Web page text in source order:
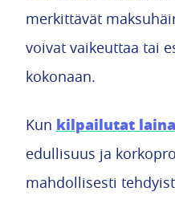
merkittävät
voivat vaikeuttaa tai
kokonaan.
Kun kilpailutat
edullisuus ja
mahdollisesti